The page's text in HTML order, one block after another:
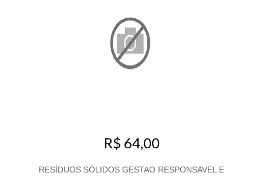
R$ 64,00
RESÍDUOS SÓLIDOS GESTAO RESPONSAVEL E